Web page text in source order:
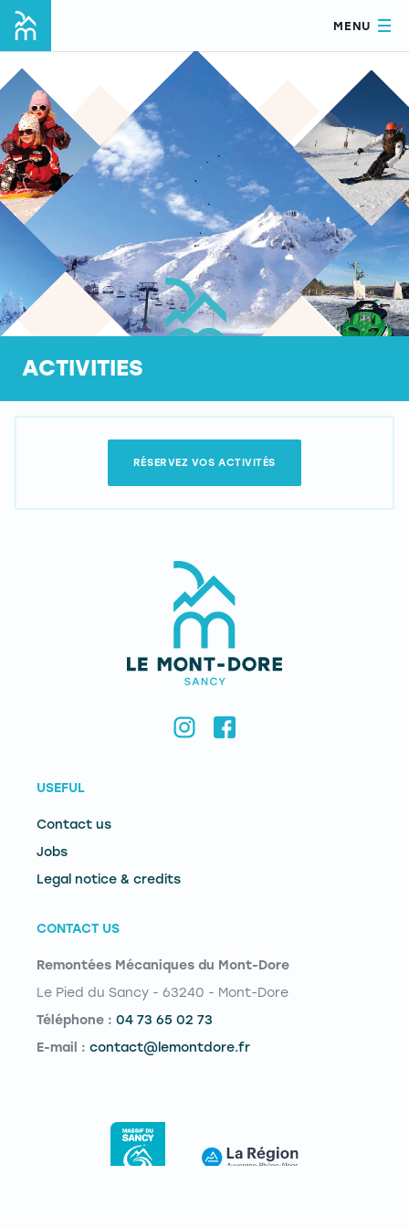
MENU
ACTIVITIES
RÉSERVEZ VOS ACTIVITÉS
USEFUL
Contact us
Jobs
Legal notice & credits
CONTACT US
Remontées Mécaniques du Mont-Dore
Le Pied du Sancy - 63240 - Mont-Dore
Téléphone : 04 73 65 02 73
E-mail : contact@lemontdore.fr